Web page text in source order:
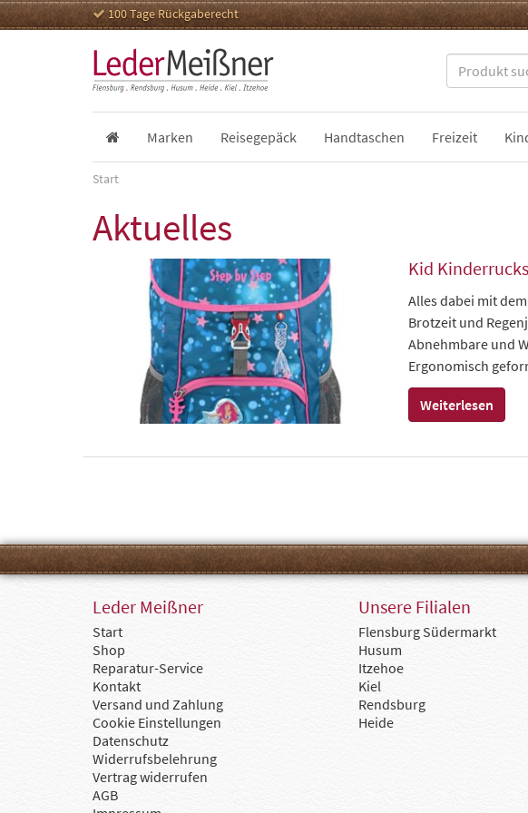
100 Tage Rückgaberecht
Marken Reisegepäck Handtaschen Freizeit
Start
Aktuelles
Kid
Alles dabei mit
Brotzeit und
Abnehmbare und
Ergonomisch
Weiterlesen
Leder Meißner
Start
Shop
Reparatur-Service
Kontakt
Versand und Zahlung
Cookie Einstellungen
Datenschutz
Widerrufsbelehrung
Vertrag widerrufen
AGB
Unsere Filialen
Flensburg Südermarkt
Husum
Itzehoe
Kiel
Rendsburg
Heide